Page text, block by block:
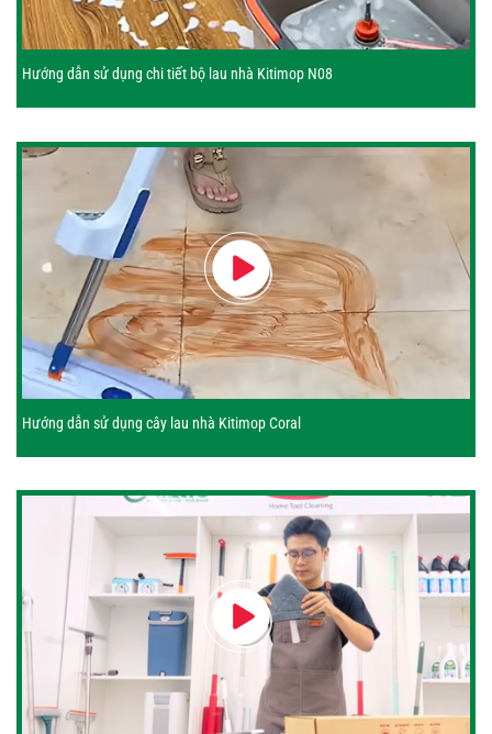
Hướng dẫn sử dụng chi tiết bộ lau nhà Kitimop N08
Hướng dẫn sử dụng cây lau nhà Kitimop Coral